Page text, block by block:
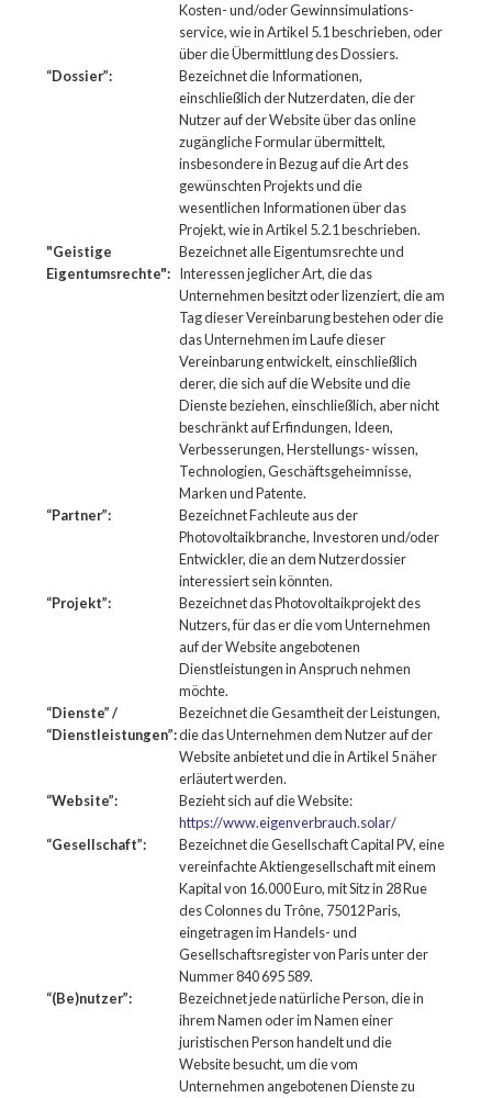
Kosten- und/oder Gewinnsimulations-
service, wie in Artikel 5.1 beschrieben, oder
über die Übermittlung des Dossiers.
“Dossier”:
Bezeichnet die Informationen,
einschließlich der Nutzerdaten, die der
Nutzer auf der Website über das online
zugängliche Formular übermittelt,
insbesondere in Bezug auf die Art des
gewünschten Projekts und die
wesentlichen Informationen über das
Projekt, wie in Artikel 5.2.1 beschrieben.
"Geistige
Eigentumsrechte":
Bezeichnet alle Eigentumsrechte und
Interessen jeglicher Art, die das
Unternehmen besitzt oder lizenziert, die am
Tag dieser Vereinbarung bestehen oder die
das Unternehmen im Laufe dieser
Vereinbarung entwickelt, einschließlich
derer, die sich auf die Website und die
Dienste beziehen, einschließlich, aber nicht
beschränkt auf Erfindungen, Ideen,
Verbesserungen, Herstellungs- wissen,
Technologien, Geschäftsgeheimnisse,
Marken und Patente.
“Partner”:
Bezeichnet Fachleute aus der
Photovoltaikbranche, Investoren und/oder
Entwickler, die an dem Nutzerdossier
interessiert sein könnten.
“Projekt”:
Bezeichnet das Photovoltaikprojekt des
Nutzers, für das er die vom Unternehmen
auf der Website angebotenen
Dienstleistungen in Anspruch nehmen
möchte.
“Dienste” /
“Dienstleistungen”:
Bezeichnet die Gesamtheit der Leistungen,
die das Unternehmen dem Nutzer auf der
Website anbietet und die in Artikel 5 näher
erläutert werden.
“Website”:
Bezieht sich auf die Website:
https://www.eigenverbrauch.solar/
“Gesellschaft”:
Bezeichnet die Gesellschaft Capital PV, eine
vereinfachte Aktiengesellschaft mit einem
Kapital von 16.000 Euro, mit Sitz in 28 Rue
des Colonnes du Trône, 75012 Paris,
eingetragen im Handels- und
Gesellschaftsregister von Paris unter der
Nummer 840 695 589.
“(Be)nutzer”:
Bezeichnet jede natürliche Person, die in
ihrem Namen oder im Namen einer
juristischen Person handelt und die
Website besucht, um die vom
Unternehmen angebotenen Dienste zu